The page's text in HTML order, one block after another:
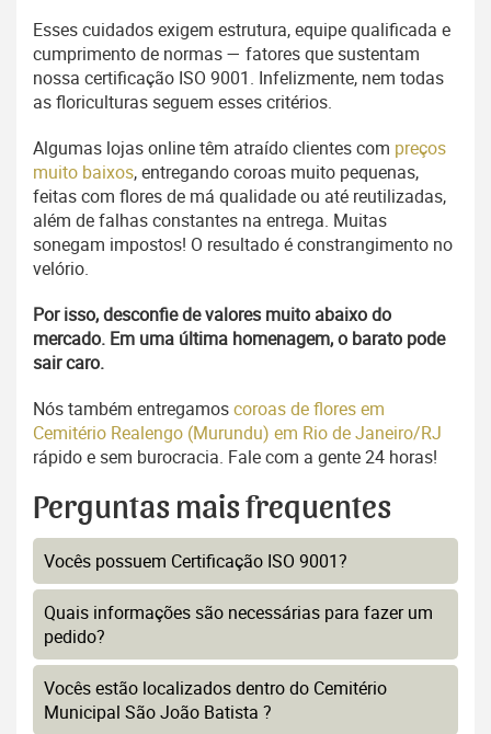
Esses cuidados exigem estrutura, equipe qualificada e
cumprimento de normas — fatores que sustentam
nossa certificação ISO 9001. Infelizmente, nem todas
as floriculturas seguem esses critérios.
Algumas lojas online têm atraído clientes com preços
muito baixos, entregando coroas muito pequenas,
feitas com flores de má qualidade ou até reutilizadas,
além de falhas constantes na entrega. Muitas
sonegam impostos! O resultado é constrangimento no
velório.
Por isso, desconfie de valores muito abaixo do
mercado. Em uma última homenagem, o barato pode
sair caro.
Nós também entregamoscoroas de flores em
Cemitério Realengo (Murundu) em Rio de Janeiro/RJ
rápido e sem burocracia. Fale com a gente 24 horas!
Perguntas mais frequentes
Vocês possuem Certificação ISO 9001?
Quais informações são necessárias para fazer um
pedido?
Vocês estão localizados dentro do Cemitério
Municipal São João Batista ?